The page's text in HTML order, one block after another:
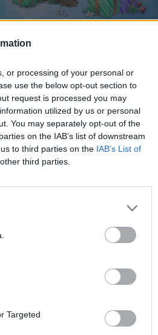
or processing of your personal or
use the below opt-out section to
request is processed you may
utilized by us or personal
You may separately opt-out of the
on the IAB’s list of downstream
to third parties on the IAB’s List of
third parties.
Targeted
от Люси! Покупай
a-q.19083/